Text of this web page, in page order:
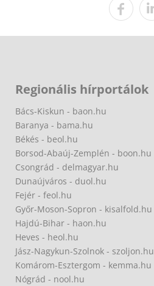
Regionális hírportálok
Bács-Kiskun - baon.hu
Baranya - bama.hu
Békés - beol.hu
Borsod-Abaúj-Zemplén - boon.hu
Csongrád - delmagyar.hu
Dunaújváros - duol.hu
Fejér - feol.hu
Győr-Moson-Sopron - kisalfold.hu
Hajdú-Bihar - haon.hu
Heves - heol.hu
Jász-Nagykun-Szolnok - szoljon.hu
Komárom-Esztergom - kemma.hu
Nógrád - nool.hu